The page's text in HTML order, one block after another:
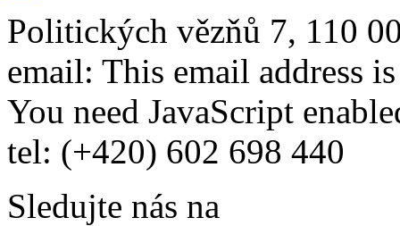
Politických vězňů 7, 110
email: This email address
You need JavaScript
tel: (+420) 602 698 440
Sledujte nás na